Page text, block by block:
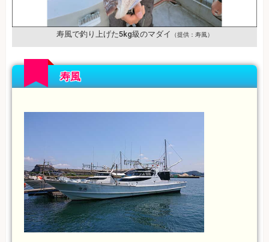
寿風で釣り上げた5kg級のマダイ （提供：寿風）
寿風